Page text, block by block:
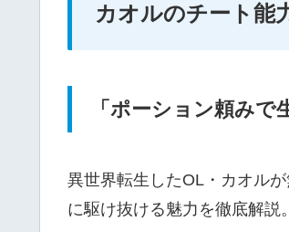
カオルのチート能
「ポーション頼みで
異世界転生したOL・カオル
に駆け抜ける魅力を徹底解説。